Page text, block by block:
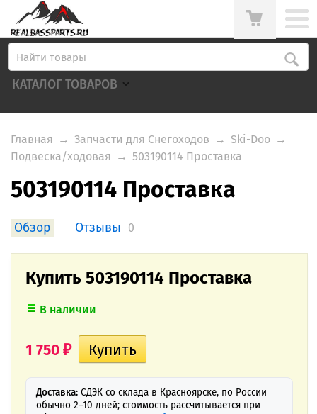
КАТАЛОГ ТОВАРОВ
Главная → Запчасти для Снегоходов → Ski-Doo →
Подвеска/ходовая → 503190114 Проставка
503190114 Проставка
Обзор Отзывы 0
Купить 503190114 Проставка
В наличии
1 750 ₽
Доставка: СДЭК со склада в Красноярске, по России
обычно 2–10 дней; стоимость рассчитывается при